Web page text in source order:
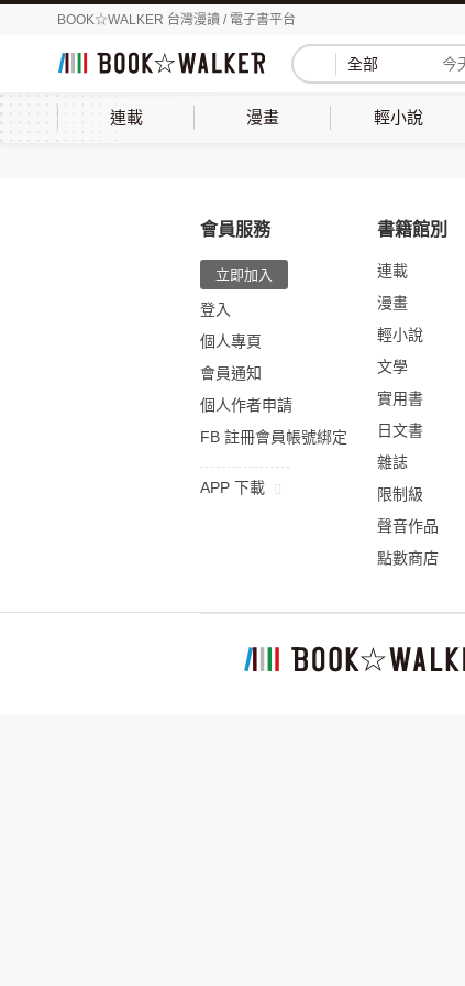
BOOK☆WALKER 台灣漫讀 / 電子書平台
全部
連載 漫畫 輕小說
會員服務
立即加入
登入
個人專頁
會員通知
個人作者申請
FB 註冊會員帳號綁定
APP 下載
書籍館別
連載
漫畫
輕小說
文學
實用書
日文書
雜誌
限制級
聲音作品
點數商店